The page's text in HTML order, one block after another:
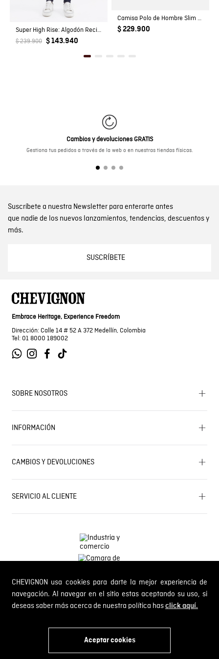
CHEVIGNON usa cookies para darte la mejor experiencia de
navegación. Al navegar en el sitio estas aceptando su uso, si
deseas saber más acerca de nuestra política hasclick aquí.
Aceptar cookies
Super High Rise: Algodón Reciclado Femenino
$ 239.900 $ 143.940
Camisa Polo de Hombre Slim Fit Manga Corta con Pato Bordado en Relieve Tela Rib en 100% Algodón
$ 229.900
Cambios y devoluciones GRATIS
Gestiona tus pedidos a través de la web o en nuestras tiendas físicas.
Suscríbete a nuestra Newsletter para enterarte antes
que nadie de los nuevos lanzamientos, tendencias, descuentos y
más.
SUSCRÍBETE
Embrace Heritage, Experience Freedom
Dirección: Calle 14 # 52 A 372 Medellín, Colombia
Tel: 01 8000 189002
SOBRE NOSOTROS
Encuentra tu tienda
Historia de la marca
Mapa del sitio
Próximos eventos
INFORMACIÓN
Términos y condiciones
Términos y condiciones de promociones
Política de Cookies
Política de Cambios y Devoluciones
CAMBIOS Y DEVOLUCIONES
Gestiona tu cambio o devolución
PQR y Otras solicitudes
Estado de mi PQR
SERVICIO AL CLIENTE
Comodin S.A.S. NIT: 800.069.933-6